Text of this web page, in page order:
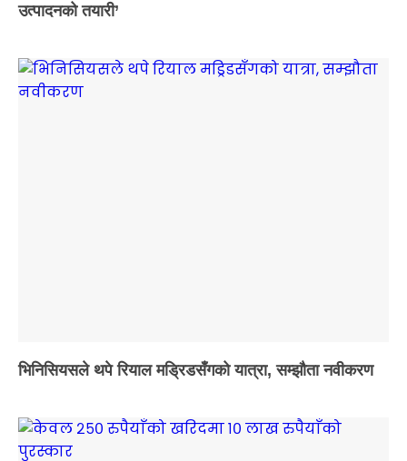
उत्पादनको तयारी’
भिनिसियसले थपे रियाल मड्रिडसँगको यात्रा, सम्झौता नवीकरण